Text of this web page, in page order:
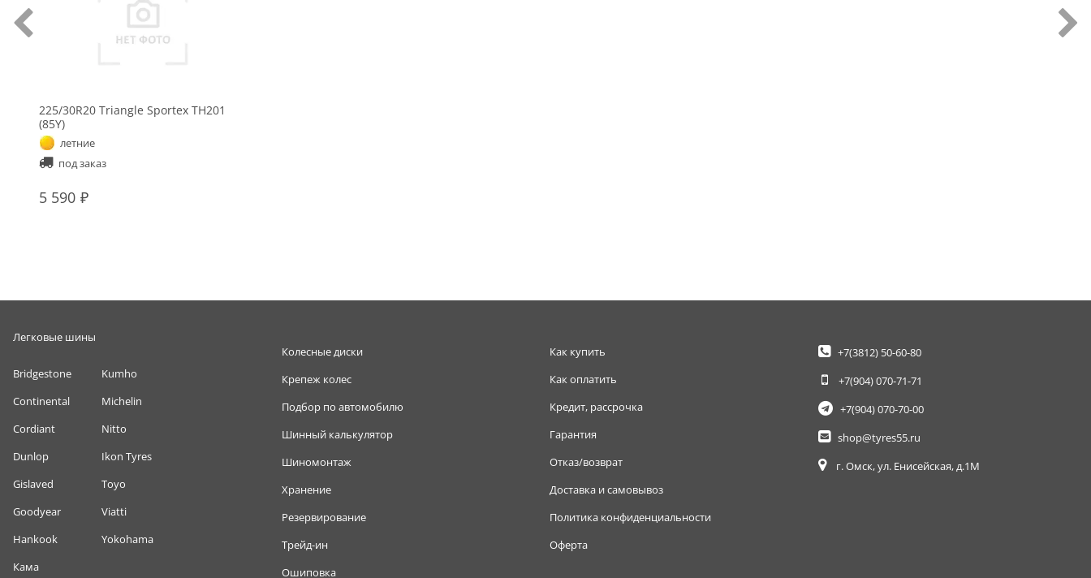
225/30R20 Triangle Sportex TH201
(85Y)
летние
под заказ
5 590
Легковые шины
Bridgestone
Continental
Cordiant
Dunlop
Gislaved
Goodyear
Hankook
Кама
Kumho
Michelin
Nitto
Ikon Tyres
Toyo
Viatti
Yokohama
Колесные диски
Крепеж колес
Подбор по автомобилю
Шинный калькулятор
Шиномонтаж
Хранение
Резервирование
Трейд-ин
Ошиповка
Как купить
Как оплатить
Кредит, рассрочка
Гарантия
Отказ/возврат
Доставка и самовывоз
Политика конфиденциальности
Оферта
+7(3812)50-60-80
+7(904)070-71-71
+7(904)070-70-00
shop@tyres55.ru
г. Омск, ул. Енисейская, д.1М